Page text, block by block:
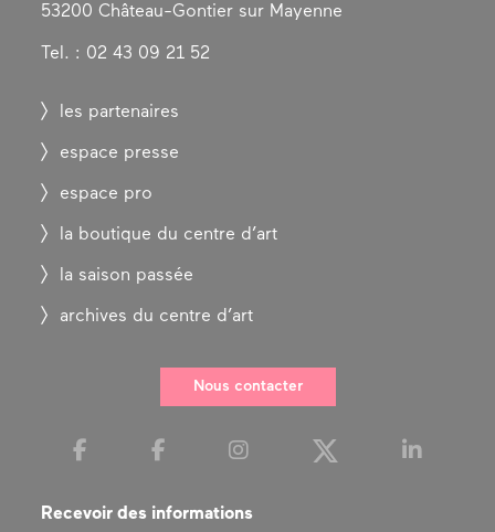
53200 Château-Gontier sur Mayenne
Tel. : 02 43 09 21 52
les partenaires
espace presse
espace pro
la boutique du centre d’art
la saison passée
archives du centre d’art
Nous contacter
Recevoir des informations